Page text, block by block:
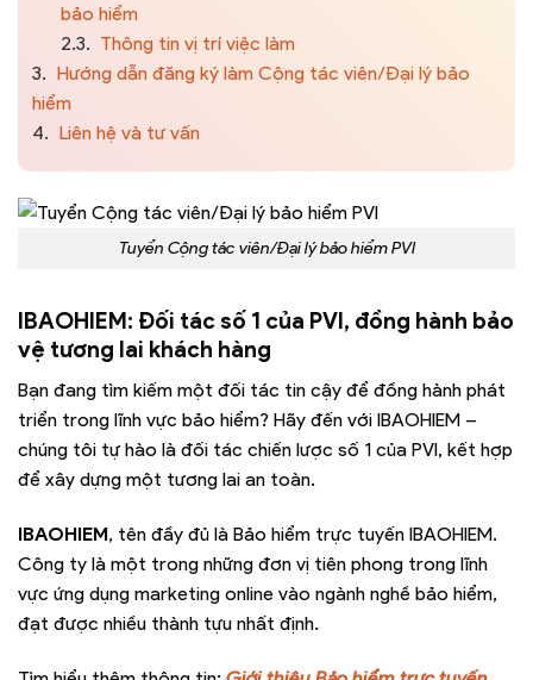
bảo hiểm
2.3. Thông tin vị trí việc làm
3. Hướng dẫn đăng ký làm Cộng tác viên/Đại lý bảo
hiểm
4. Liên hệ và tư vấn
Tuyển Cộng tác viên/Đại lý bảo hiểm PVI
IBAOHIEM: Đối tác số 1 của PVI, đồng hành bảo
vệ tương lai khách hàng
Bạn đang tìm kiếm một đối tác tin cậy để đồng hành phát
triển trong lĩnh vực bảo hiểm? Hãy đến với IBAOHIEM –
chúng tôi tự hào là đối tác chiến lược số 1 của PVI, kết hợp
để xây dựng một tương lai an toàn.
IBAOHIEM, tên đầy đủ là Bảo hiểm trực tuyến IBAOHIEM.
Công ty là một trong những đơn vị tiên phong trong lĩnh
vực ứng dụng marketing online vào ngành nghề bảo hiểm,
đạt được nhiều thành tựu nhất định.